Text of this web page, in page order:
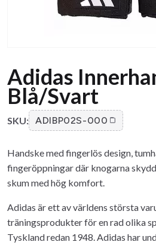
Adidas
Blå/Svart
SKU: ADIBP02S-000
Handske med fingerlös design,
fingeröppningar där knogarna
skum med hög komfort.
Adidas är ett av världens största
träningsprodukter för en rad olika
Tyskland redan 1948. Adidas har